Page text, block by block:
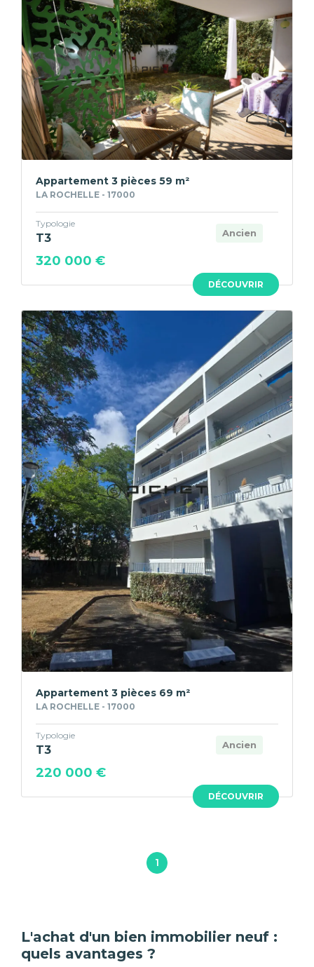
DÉCOUVRIR
Appartement 3 pièces 59 m²
LA ROCHELLE - 17000
Ancien
Typologie
T3
320 000 €
DÉCOUVRIR
Appartement 3 pièces 69 m²
LA ROCHELLE - 17000
Ancien
Typologie
T3
220 000 €
1
L'achat d'un bien immobilier neuf :
quels avantages ?